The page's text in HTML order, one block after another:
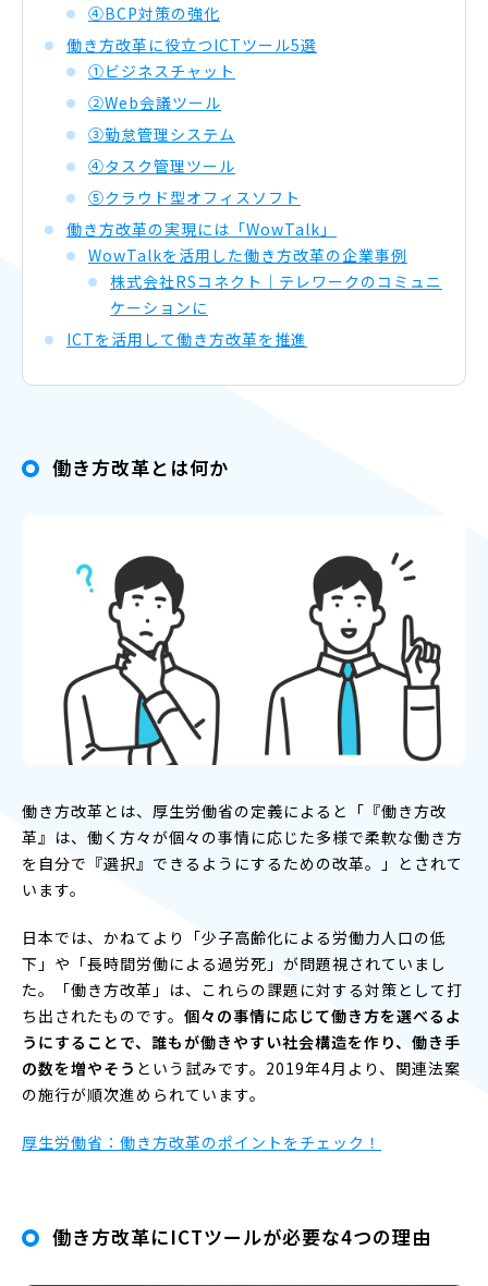
④BCP対策の強化
働き方改革に役立つICTツール5選
①ビジネスチャット
②Web会議ツール
③勤怠管理システム
④タスク管理ツール
⑤クラウド型オフィスソフト
働き方改革の実現には「WowTalk」
WowTalkを活用した働き方改革の企業事例
株式会社RSコネクト｜テレワークのコミュニ
ケーションに
ICTを活用して働き方改革を推進
働き方改革とは何か
働き方改革とは、厚生労働省の定義によると「『働き方改
革』は、働く方々が個々の事情に応じた多様で柔軟な働き方
を自分で『選択』できるようにするための改革。」とされて
います。
日本では、かねてより「少子高齢化による労働力人口の低
下」や「長時間労働による過労死」が問題視されていまし
た。「働き方改革」は、これらの課題に対する対策として打
ち出されたものです。 個々の事情に応じて働き方を選べるよ
うにすることで、誰もが働きやすい社会構造を作り、働き手
の数を増やそう という試みです。2019年4月より、関連法案
の施行が順次進められています。
厚生労働省：働き方改革のポイントをチェック！
働き方改革にICTツールが必要な4つの理由